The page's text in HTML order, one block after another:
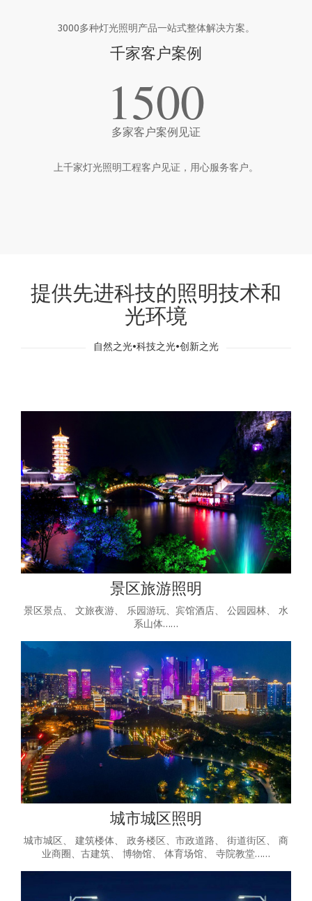
3000多种灯光照明产品一站式整体解决方案。
千家客户案例
1500
多家客户案例见证
上千家灯光照明工程客户见证，用心服务客户。
提供先进科技的照明技术和
光环境
自然之光•科技之光•创新之光
景区旅游照明
景区景点、 文旅夜游、 乐园游玩、宾馆酒店、 公园园林、 水
系山体……
城市城区照明
城市城区、 建筑楼体、 政务楼区、市政道路、 街道街区、 商
业商圈、古建筑、 博物馆、 体育场馆、 寺院教堂……